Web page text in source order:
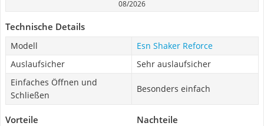
08/2026
Technische Details
Modell
Esn Shaker Reforce
Auslaufsicher
Sehr auslaufsicher
Einfaches Öffnen und
Schließen
Besonders einfach
Vorteile Nachteile